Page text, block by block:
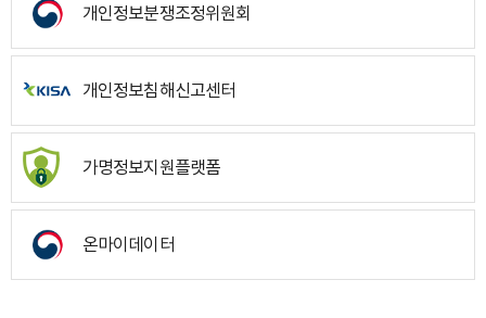
개인정보분쟁조정위원회
개인정보침해신고센터
가명정보지원플랫폼
온마이데이터